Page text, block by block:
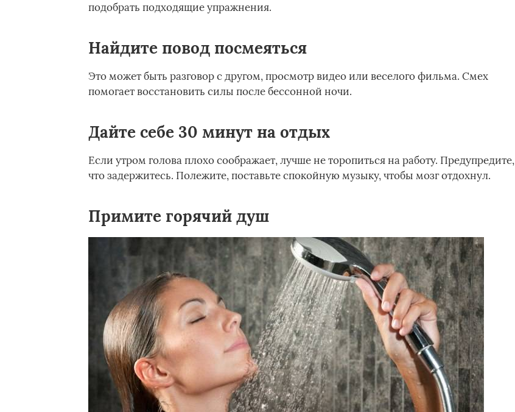
подобрать подходящие упражнения.
Найдите повод посмеяться
Это может быть разговор с другом, просмотр видео или веселого фильма. Смех
помогает восстановить силы после бессонной ночи.
Дайте себе 30 минут на отдых
Если утром голова плохо соображает, лучше не торопиться на работу. Предупредите,
что задержитесь. Полежите, поставьте спокойную музыку, чтобы мозг отдохнул.
Примите горячий душ